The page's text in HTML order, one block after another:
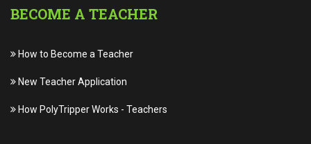
BECOME A TEACHER
How to Become a Teacher
New Teacher Application
How PolyTripper Works - Teachers